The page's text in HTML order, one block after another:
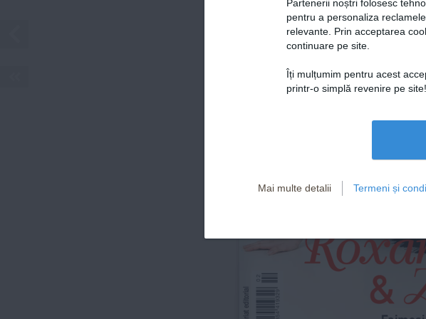
Partenerii noștri folosesc
pentru a personaliza
relevante. Prin acceptarea
continuare pe site.
Îți mulțumim pentru acest
printr-o simplă revenire pe site!
Mai multe detalii Termeni și
&